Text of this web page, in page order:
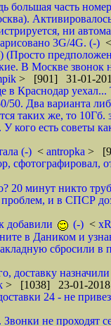
большая часть
ни
3G/4G. (-)
В Москве звонок
> [901] 31-01-
в Краснодар
50. Два варианта
таких же, то
кого есть советы
(-) < antropka >
20 минут никто
и в СПСР
добавили
(-) <
в Даником и
сбросили
> [1038] 23-01-2018
24 - не
Звонки не